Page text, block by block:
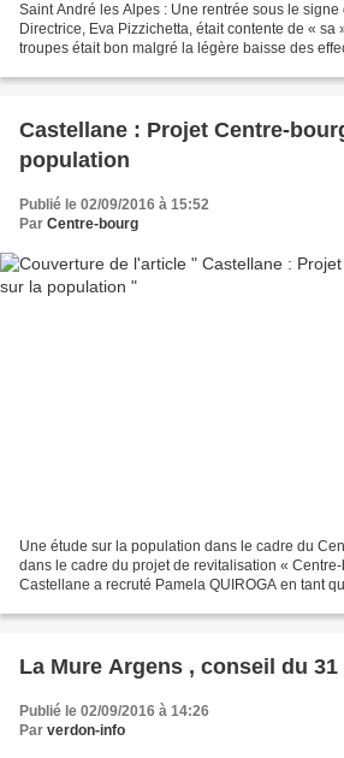
Saint André les Alpes : Une rentrée sous le
Directrice, Eva Pizzichetta, était contente de « sa
troupes était bon malgré la légère baisse des
Castellane : Projet Centre-bourg et l'étude sur la
population
Publié le 02/09/2016 à 15:52
Par Centre-bourg
Une étude sur la population dans le cadre du
dans le cadre du projet de revitalisation «
Castellane a recruté Pamela QUIROGA en tant
La Mure Argens , conseil du 31
Publié le 02/09/2016 à 14:26
Par verdon-info